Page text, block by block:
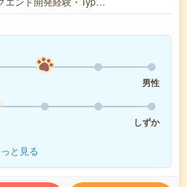
男性
しずか
と見る